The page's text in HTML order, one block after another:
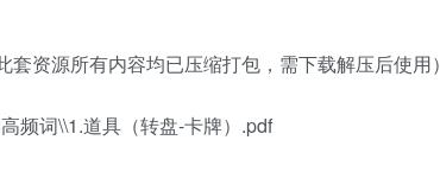
套资源所有内容均已压缩打包，需下载解压后使用）
频词\\1.道具（转盘-卡牌）.pdf